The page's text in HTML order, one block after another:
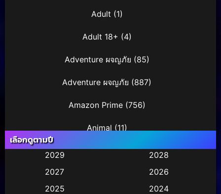
Adult (1)
Adult 18+ (4)
Adventure ผจญภัย (85)
Adventure ผจญภัย (887)
Amazon Prime(756)
Animal (11)
Animation การ์ตูน(245)
เลือกดูตามปี
2029
2028
2027
2026
2025
2024